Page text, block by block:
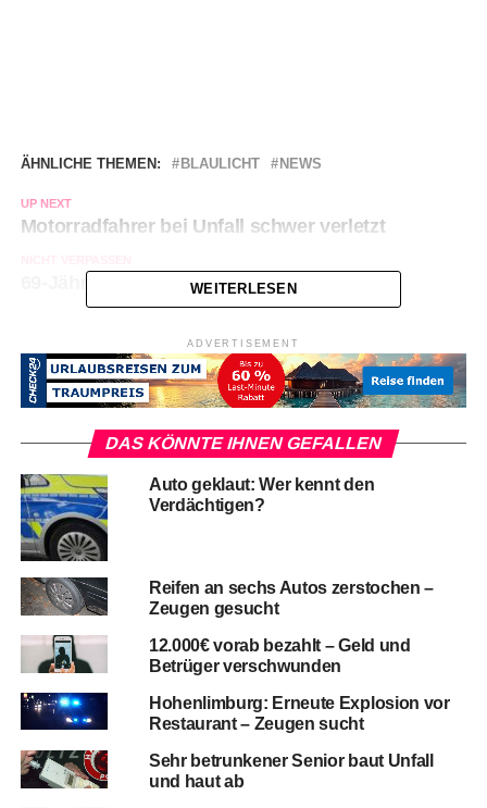
ÄHNLICHE THEMEN: BLAULICHT NEWS
UP NEXT
Motorradfahrer bei Unfall schwer verletzt
69-Jähriger stirbt bei Autounfall
WEITERLESEN
ADVERTISEMENT
DAS KÖNNTE IHNEN GEFALLEN
Auto geklaut: Wer kennt den
Verdächtigen?
Reifen an sechs Autos zerstochen –
Zeugen gesucht
12.000€ vorab bezahlt – Geld und
Betrüger verschwunden
Hohenlimburg: Erneute Explosion vor
Restaurant – Zeugen sucht
Sehr betrunkener Senior baut Unfall
und haut ab